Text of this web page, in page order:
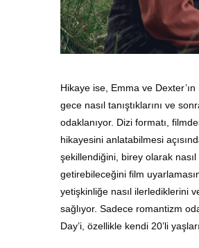
Hikaye ise, Emma ve
gece nasıl tanıştıklarını ve
odaklanıyor. Dizi formatı,
hikayesini anlatabilmesi
şekillendiğini, birey olarak nasıl
getirebileceğini film
yetişkinliğe nasıl ilerlediklerini
sağlıyor. Sadece romantizm
Day’i, özellikle kendi 20’li